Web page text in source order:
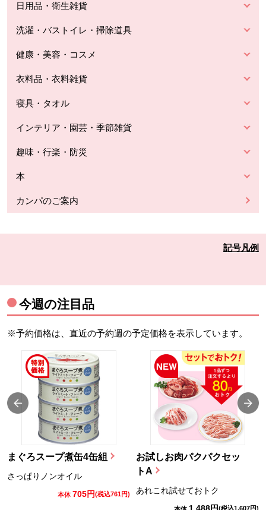
日用品・衛生雑貨
洗濯・バストイレ・掃除道具
健康・美容・コスメ
衣料品・衣料雑貨
寝具・タオル
インテリア・園芸・季節雑貨
趣味・行楽・防災
本
カンパのご案内
記号凡例
今週の注目品
※予約価格は、直近の予約週の予定価格を表示しています。
まぐろスープ煮缶4缶組
さっぱりノンオイル
本体 705円(税込761円)
お試しお肉パクパクセッ
トA
あれこれ試せておトク
(税込1,607円)